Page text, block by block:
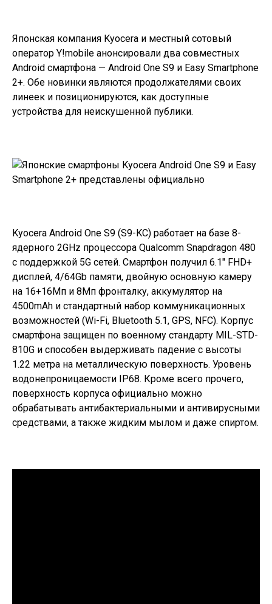
Японская компания Kyocera и местный сотовый
оператор Y!mobile анонсировали два совместных
Android смартфона — Android One S9 и Easy Smartphone
2+. Обе новинки являются продолжателями своих
линеек и позиционируются, как доступные
устройства для неискушенной публики.
Kyocera Android One S9 (S9-KC) работает на базе 8-
ядерного 2GHz процессора Qualcomm Snapdragon 480
с поддержкой 5G сетей. Смартфон получил 6.1″ FHD+
дисплей, 4/64Gb памяти, двойную основную камеру
на 16+16Мп и 8Мп фронталку, аккумулятор на
4500mAh и стандартный набор коммуникационных
возможностей (Wi-Fi, Bluetooth 5.1, GPS, NFC). Корпус
смартфона защищен по военному стандарту MIL-STD-
810G и способен выдерживать падение с высоты
1.22 метра на металлическую поверхность. Уровень
водонепроницаемости IP68. Кроме всего прочего,
поверхность корпуса официально можно
обрабатывать антибактериальными и антивирусными
средствами, а также жидким мылом и даже спиртом.